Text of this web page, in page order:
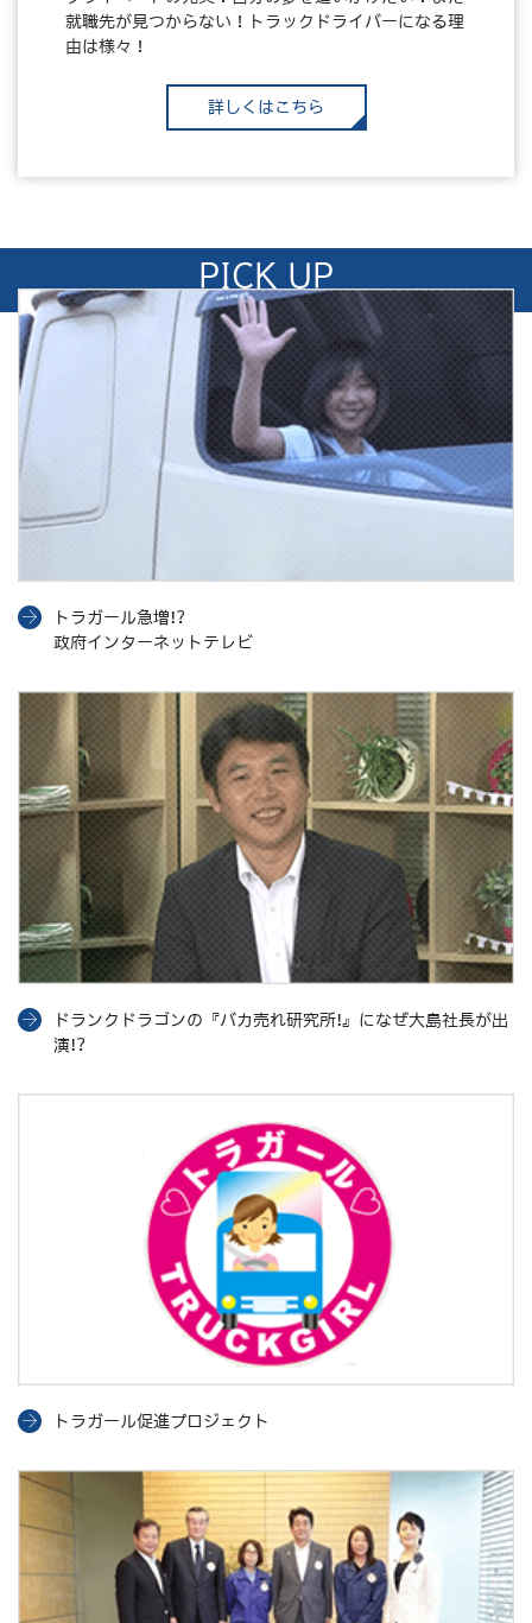
就職先が見つからない！トラックドライバーになる理
由は様々！
詳しくはこちら
PICK UP
トラガール急増!?
政府インターネットテレビ
ドランクドラゴンの『バカ売れ研究所!』になぜ大島社長が出
演!?
トラガール促進プロジェクト